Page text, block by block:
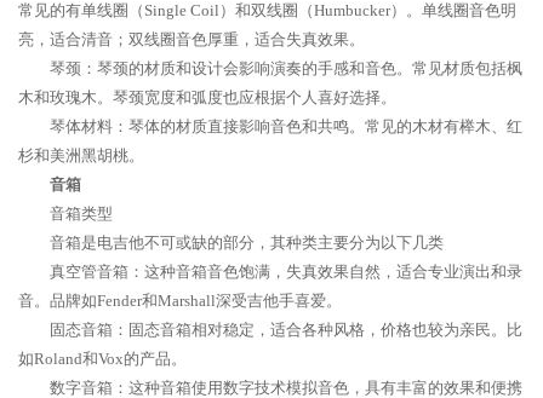
常见的有单线圈（Single Coil）和双线圈（Humbucker）。单线圈音色明
亮，适合清音；双线圈音色厚重，适合失真效果。
琴颈：琴颈的材质和设计会影响演奏的手感和音色。常见材质包括枫
木和玫瑰木。琴颈宽度和弧度也应根据个人喜好选择。
琴体材料：琴体的材质直接影响音色和共鸣。常见的木材有榉木、红
杉和美洲黑胡桃。
音箱
音箱类型
音箱是电吉他不可或缺的部分，其种类主要分为以下几类
真空管音箱：这种音箱音色饱满，失真效果自然，适合专业演出和录
音。品牌如Fender和Marshall深受吉他手喜爱。
固态音箱：固态音箱相对稳定，适合各种风格，价格也较为亲民。比
如Roland和Vox的产品。
数字音箱：这种音箱使用数字技术模拟音色，具有丰富的效果和便携